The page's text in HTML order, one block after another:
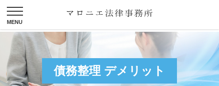
債務整理 デメリット